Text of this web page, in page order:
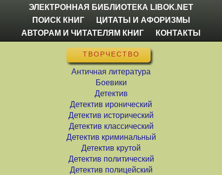
ЭЛЕКТРОННАЯ БИБЛИОТЕКА LIBOK.NET
ПОИСК КНИГ
ЦИТАТЫ И АФОРИЗМЫ
АВТОРАМ И ЧИТАТЕЛЯМ КНИГ
КОНТАКТЫ
ТВОРЧЕСТВО
Античная литература
Боевики
Детектив
Детектив иронический
Детектив исторический
Детектив классический
Детектив криминальный
Детектив крутой
Детектив политический
Детектив полицейский